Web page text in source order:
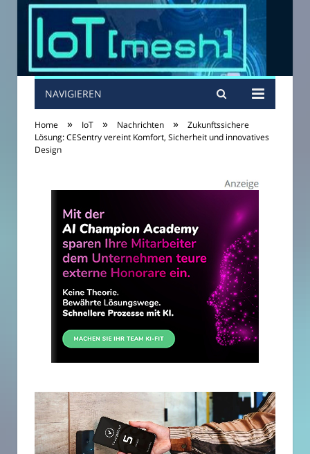
NAVIGIEREN
Home » IoT » Nachrichten »
Zukunftssichere
Lösung: CESentry vereint Komfort, Sicherheit und innovatives
Design